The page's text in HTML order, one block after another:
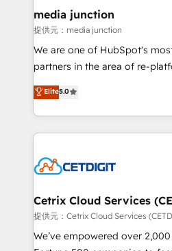
Mexico, USA, and
hundred successful operations. Our approach,
rooted in RevOps principles,
training, planning, and
inbound marketing tactics, we
understanding, nurturing, and
competitive market.
media junction
提供元：media junction
We are one of HubSpot's
partners in the area of re-
design & development. We
implementations for mid-
companies. We are woman-owned, powered by
coffee, and we ❤️ dogs. We produce award-winning
Impact Award 🏆2022
Award 🏆2020 Elite Solutions
Integrations HubSpot Impact
Marketing Enablement
2018 Website Design
Elite5.0
Cetrix Cloud Services
提供元：Cetrix Cloud Services
We’ve empowered over